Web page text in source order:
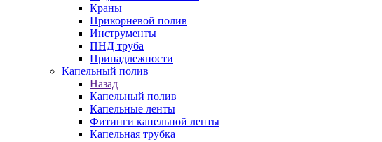
Краны
Прикорневой полив
Инструменты
ПНД труба
Принадлежности
Капельный полив
Назад
Капельный полив
Капельные ленты
Фитинги капельной ленты
Капельная трубка